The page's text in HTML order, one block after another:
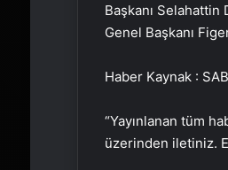
Başkanı Selahattin
Genel Başkanı
Haber Kaynak :
“Yayınlanan tüm
üzerinden iletiniz.